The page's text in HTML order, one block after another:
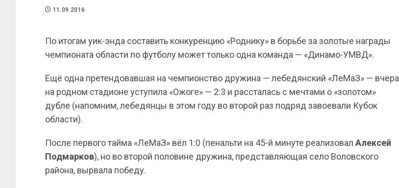
11.09.2016
По итогам уик-энда составить конкуренцию «Роднику» в борьбе за золотые награды
чемпионата области по футболу может только одна команда — «Динамо-УМВД».
Ещё одна претендовавшая на чемпионство дружина — лебедянский «ЛеМаЗ» — вчера
на родном стадионе уступила «Ожоге» — 2:3 и рассталась с мечтами о «золотом»
дубле (напомним, лебедянцы в этом году во второй раз подряд завоевали Кубок
области).
После первого тайма «ЛеМаЗ» вёл 1:0 (пенальти на 45-й минуте реализовал Алексей
Подмарков), но во второй половине дружина, представляющая село Воловского
района, вырвала победу.